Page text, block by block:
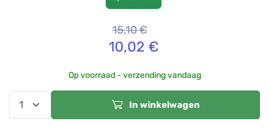
15,10€
10,02 €
Op voorraad - verzending vandaag
In winkelwagen